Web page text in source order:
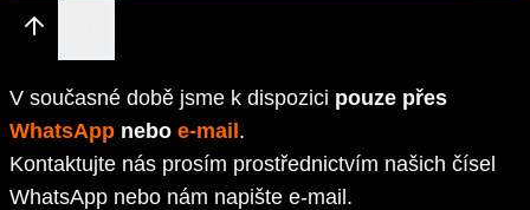
V současné době jsme k dispozici pouze přes
WhatsApp nebo e-mail .
Kontaktujte nás prosím prostřednictvím našich čísel
WhatsApp nebo nám napište e-mail.